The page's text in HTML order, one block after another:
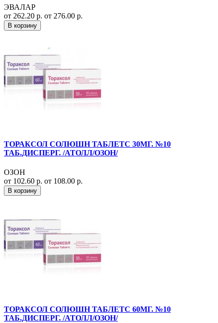
ЭВАЛАР
от 262.20 р. от 276.00 р.
В корзину
ТОРАКСОЛ СОЛЮШН ТАБЛЕТС 30МГ. №10
ТАБ.ДИСПЕРГ. /АТОЛЛ/ОЗОН/
ОЗОН
от 102.60 р. от 108.00 р.
В корзину
ТОРАКСОЛ СОЛЮШН ТАБЛЕТС 60МГ. №10
ТАБ.ДИСПЕРГ. /АТОЛЛ/ОЗОН/